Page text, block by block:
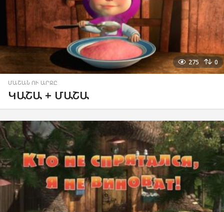
275 0
ՄԱՇԱՆ ՈՒ ԱՐՋԸ
ԿԱՇԱ + ՄԱՇԱ